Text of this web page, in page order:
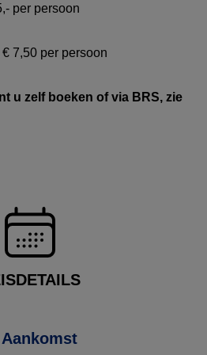
per persoon
€ 7,50 per persoon
u zelf boeken of via BRS, zie